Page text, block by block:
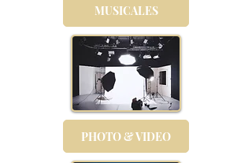
MUSICALES
PHOTO & VIDEO